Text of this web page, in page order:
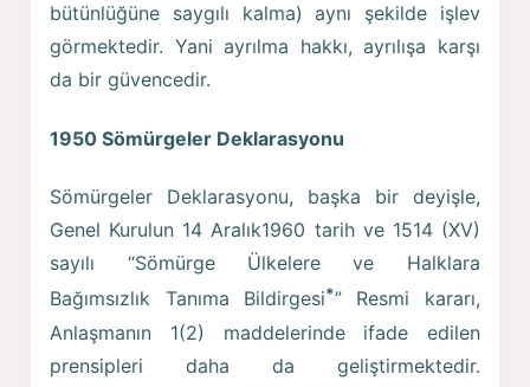
bütünlüğüne saygılı kalma) aynı şekilde işlev
görmektedir. Yani ayrılma hakkı, ayrılışa karşı
da bir güvencedir.
1950 Sömürgeler Deklarasyonu
Sömürgeler Deklarasyonu, başka bir deyişle,
Genel Kurulun 14 Aralık1960 tarih ve 1514 (XV)
sayılı “Sömürge Ülkelere ve Halklara
Bağımsızlık Tanıma Bildirgesi*” Resmi kararı,
Anlaşmanın 1(2) maddelerinde ifade edilen
prensipleri daha da geliştirmektedir.